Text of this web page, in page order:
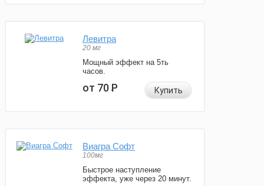
Левитра
20 мг
Мощный эффект на 5ть
часов.
от 70Р Купить
Виагра Софт
100мг
Быстрое наступление
эффекта, уже через 20 минут.